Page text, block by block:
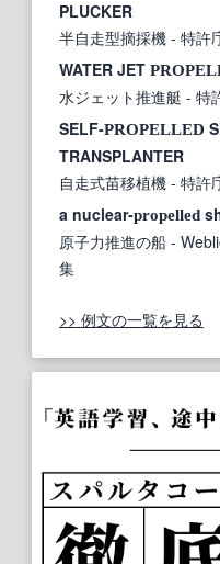
PLUCKER
半自走型摘採機 - 特許
WATER JET
水ジェット推進艇 - 特
SELF-PROPELLED
TRANSPLANTER
自走式苗移植機 - 特許
a nuclear‐propelled
原子力推進の船 -
集
>> 例文の一覧を見る